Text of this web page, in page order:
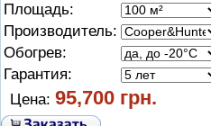
Площадь:
Производитель:
Обогрев:
Гарантия:
Цена: 95,700 грн.